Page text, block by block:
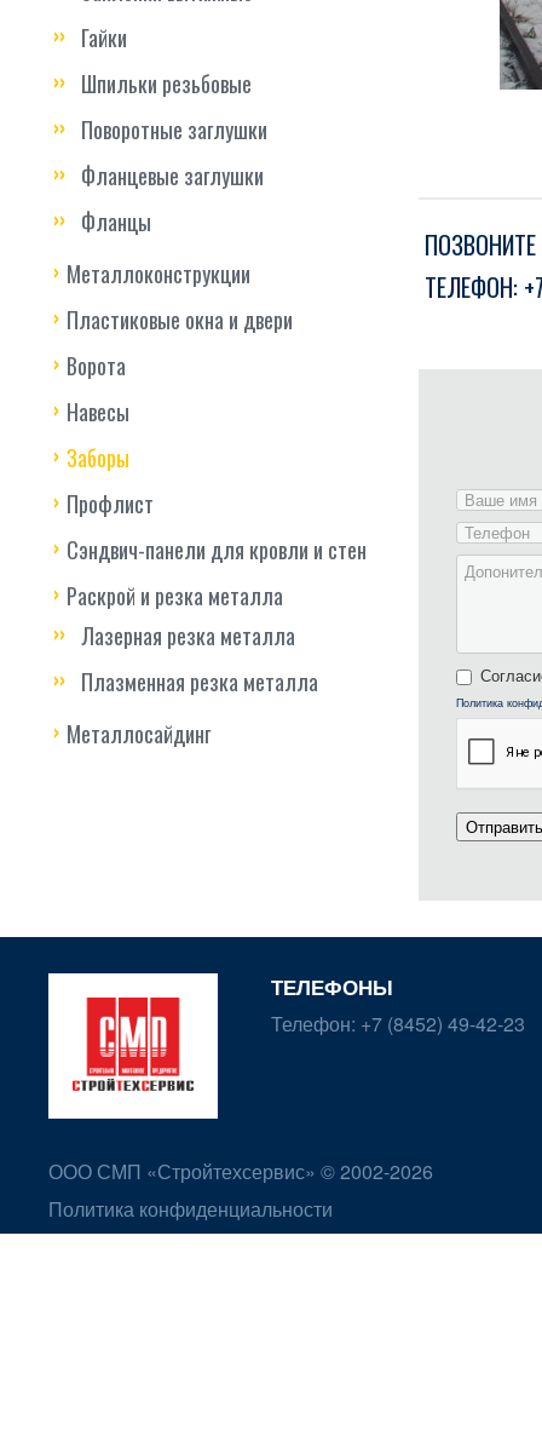
Гайки
Шпильки резьбовые
Поворотные заглушки
Фланцевые заглушки
Фланцы
Металлоконструкции
Пластиковые окна и двери
Ворота
Навесы
Заборы
Профлист
Сэндвич-панели для кровли и стен
Раскрой и резка металла
Лазерная резка металла
Плазменная резка металла
Металлосайдинг
ТЕЛЕФОН:
Политика
ТЕЛЕФОНЫ
Телефон: +7 (8452) 49-42-23
ООО СМП «Стройтехсервис» © 2002-2026
Политика конфиденциальности